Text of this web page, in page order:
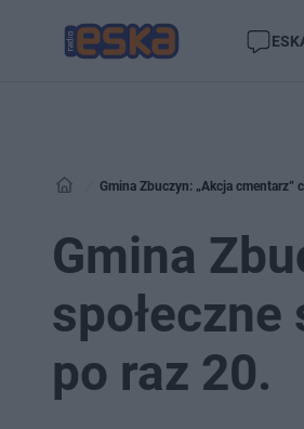
Gmina Zbuczyn: „Akcja cmentarz”
Gmina
po raz 20.